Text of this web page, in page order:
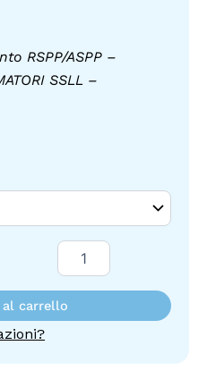
RSPP/ASPP –
SSLL –
€.
al carrello